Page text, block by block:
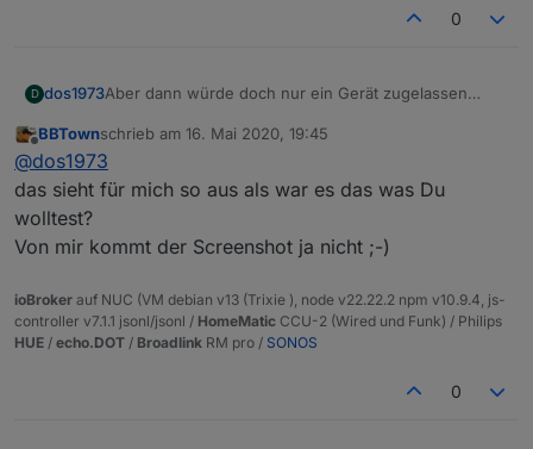
0
D dos1973Aber dann würde doch nur ein Gerät zugelassen
Offline
BBTownschrieb am 16. Mai 2020, 19:45
zuletzt editiert von
@dos1973
das sieht für mich so aus als war es das was Du
wolltest?
Von mir kommt der Screenshot ja nicht ;-)
ioBroker auf NUC (VM debian v13 (Trixie ), node v22.22.2 npm v10.9.4, js-
controller v7.1.1 jsonl/jsonl / HomeMatic CCU-2 (Wired und Funk) / Philips
HUE / echo.DOT / Broadlink RM pro / SONOS
0